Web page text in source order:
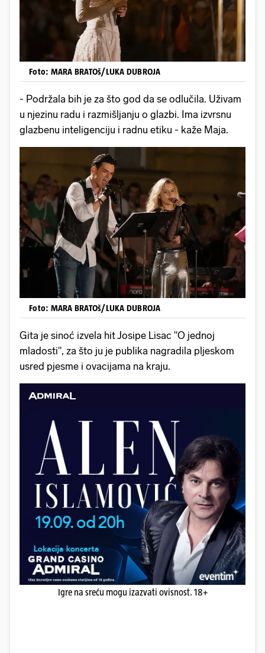
Foto: MARA BRATOš/LUKA DUBROJA
- Podržala bih je za što god da se odlučila. Uživam
u njezinu radu i razmišljanju o glazbi. Ima izvrsnu
glazbenu inteligenciju i radnu etiku - kaže Maja.
Foto: MARA BRATOš/LUKA DUBROJA
Gita je sinoć izvela hit Josipe Lisac ''O jednoj
mladosti", za što ju je publika nagradila pljeskom
usred pjesme i ovacijama na kraju.
Igre na sreću mogu izazvati ovisnost. 18+